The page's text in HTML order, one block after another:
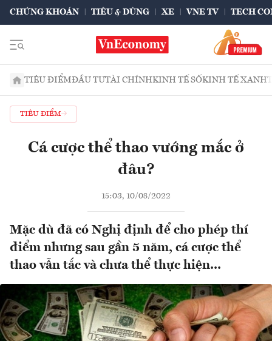
CHỨNG KHOÁN TIÊU & DÙNG XE VNE TV TECH
TIÊU ĐIỂMĐẦU TƯTÀI CHÍNHKINH TẾ SỐKINH TẾ XANH
TIÊU ĐIỂM
Cá cược thể thao vướng mắc ở
đâu?
15:03, 10/08/2022
Mặc dù đã có Nghị định để cho phép thí
điểm nhưng sau gần 5 năm, cá cược thể
thao vẫn tắc và chưa thể thực hiện...